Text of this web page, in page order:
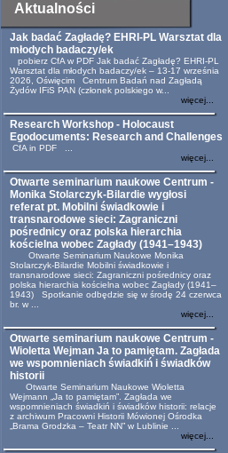
Aktualności
Jak badać Zagładę? EHRI-PL Warsztat dla
młodych badaczy/ek
pobierz CfA w PDF Jak badać Zagładę? EHRI-PL
Warsztat dla młodych badaczy/ek – 13-17 września
2026, Oświęcim Centrum Badań nad Zagładą
Żydów IFiS PAN (członek polskiego w...
więcej...
Research Workshop - Holocaust
Egodocuments: Research and Challenges
CfA in PDF ...
więcej...
Otwarte seminarium naukowe Centrum -
Monika Stolarczyk-Bilardie wygłosi
referat pt. Mobilni świadkowie i
transnarodowe sieci: Zagraniczni
pośrednicy oraz polska hierarchia
kościelna wobec Zagłady (1941–1943)
Otwarte Seminarium Naukowe Monika
Stolarczyk-Bilardie Mobilni świadkowie i
transnarodowe sieci: Zagraniczni pośrednicy oraz
polska hierarchia kościelna wobec Zagłady (1941–
1943) Spotkanie odbędzie się w środę 24 czerwca
br. w ...
więcej...
Otwarte seminarium naukowe Centrum -
Wioletta Wejman Ja to pamiętam. Zagłada
we wspomnieniach świadkiń i świadków
historii
Otwarte Seminarium Naukowe Wioletta
Wejmann „Ja to pamiętam”. Zagłada we
wspomnieniach świadkiń i świadków historii: relacje
z archiwum Pracowni Historii Mówionej Ośrodka
„Brama Grodzka – Teatr NN” w Lublinie ...
więcej...